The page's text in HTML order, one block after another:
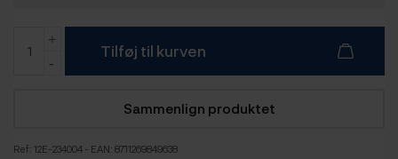
Tilføj til kurven
Sammenlign produktet
Ref: 12E-234004 - EAN: 8711269849638